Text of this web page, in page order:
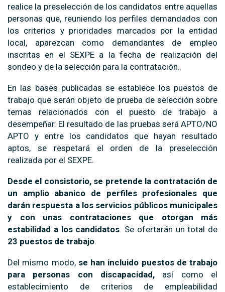
realice la preselección de los candidatos entre aquellas
personas que, reuniendo los perfiles demandados con
los criterios y prioridades marcados por la entidad
local, aparezcan como demandantes de empleo
inscritas en el SEXPE a la fecha de realización del
sondeo y de la selección para la contratación.
En las bases publicadas se establece los puestos de
trabajo que serán objeto de prueba de selección sobre
temas relacionados con el puesto de trabajo a
desempeñar. El resultado de las pruebas será APTO/NO
APTO y entre los candidatos que hayan resultado
aptos, se respetará el orden de la preselección
realizada por el SEXPE.
Desde el consistorio, se pretende la contratación de
un amplio abanico de perfiles profesionales que
darán respuesta a los servicios públicos municipales
y con unas contrataciones que otorgan más
estabilidad a los candidatos. Se ofertarán un total de
23 puestos de trabajo.
Del mismo modo, se han incluido puestos de trabajo
para personas con discapacidad, así como el
establecimiento de criterios de empleabilidad